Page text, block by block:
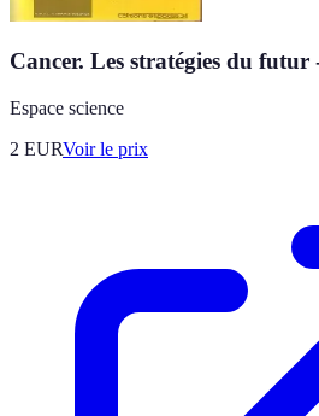
Cancer. Les stratégies du
Espace science
2 EURVoir le prix